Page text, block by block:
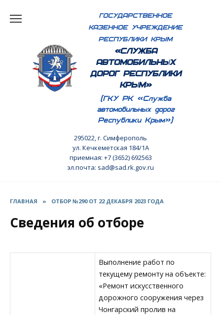
ГОСУДАРСТВЕННОЕ
КАЗЕННОЕ УЧРЕЖДЕНИЕ
РЕСПУБЛИКИ КРЫМ
«СЛУЖБА
АВТОМОБИЛЬНЫХ
ДОРОГ РЕСПУБЛИКИ
КРЫМ»
(ГКУ РК «Служба
автомобильных дорог
Республики Крым»)
295022, г. Симферополь
ул. Кечкеметская 184/1А
приемная: +7 (3652) 692563
эл.почта: sad@sad.rk.gov.ru
ГЛАВНАЯ » ОТБОР №290 ОТ 22 ДЕКАБРЯ 2023 ГОДА
Сведения об отборе
Выполнение работ по
текущему ремонту на объекте:
«Ремонт искусственного
дорожного сооружения через
Чонгарский пролив на